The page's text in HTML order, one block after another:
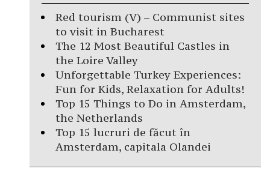
Red tourism (V) – Communist sites
to visit in Bucharest
The 12 Most Beautiful Castles in
the Loire Valley
Unforgettable Turkey Experiences:
Fun for Kids, Relaxation for Adults!
Top 15 Things to Do in Amsterdam,
the Netherlands
Top 15 lucruri de făcut în
Amsterdam, capitala Olandei